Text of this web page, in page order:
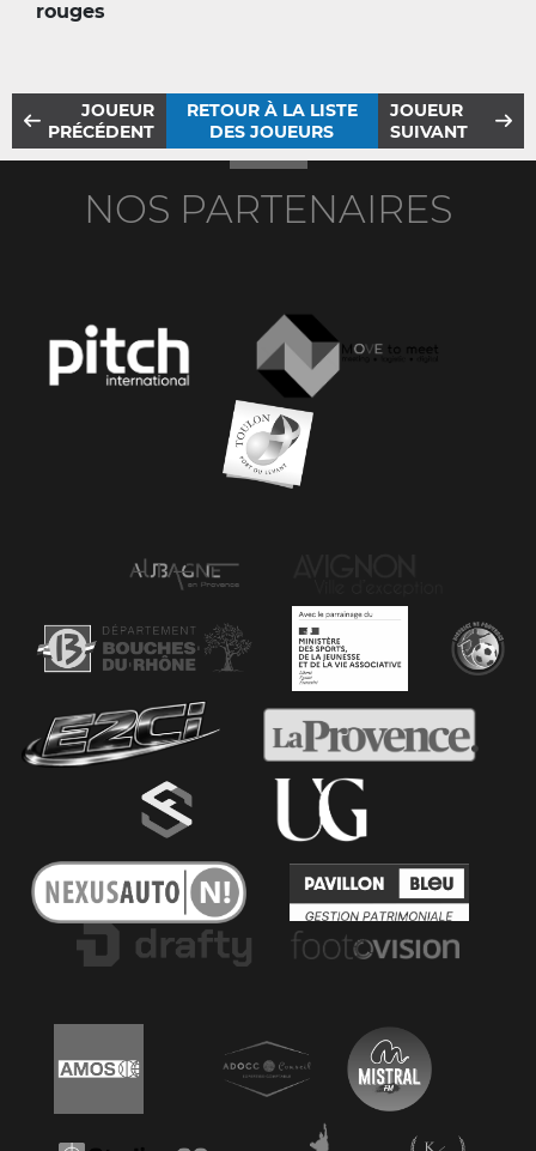
rouges
JOUEUR
PRÉCÉDENT
RETOUR À LA LISTE
DES JOUEURS
JOUEUR
SUIVANT
NOS PARTENAIRES